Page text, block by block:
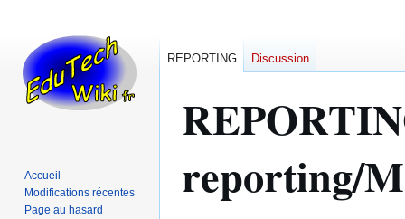
reporting/
REPORTING Discussion
Accueil
Modifications récentes
Page au hasard